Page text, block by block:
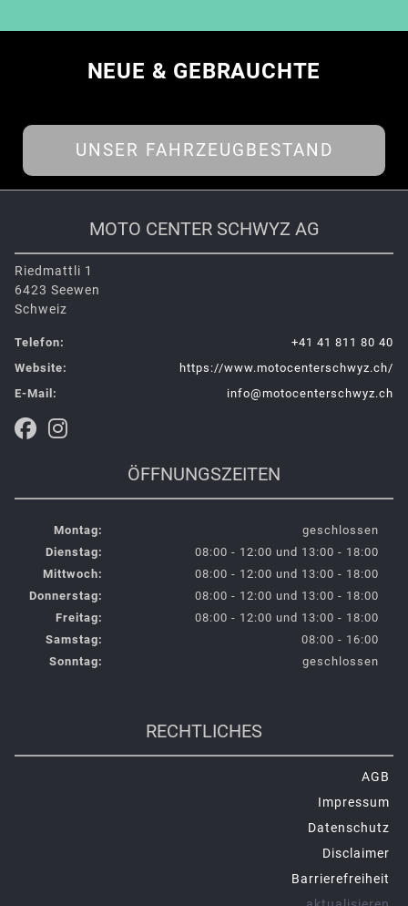
NEUE & GEBRAUCHTE
UNSER FAHRZEUGBESTAND
MOTO CENTER SCHWYZ AG
Riedmattli 1
6423 Seewen
Schweiz
Telefon:
+41 41 811 80 40
Website:
https://www.motocenterschwyz.ch/
E-Mail:
info@motocenterschwyz.ch
ÖFFNUNGSZEITEN
Montag:
geschlossen
Dienstag:
08:00 - 12:00 und 13:00 - 18:00
Mittwoch:
08:00 - 12:00 und 13:00 - 18:00
Donnerstag:
08:00 - 12:00 und 13:00 - 18:00
Freitag:
08:00 - 12:00 und 13:00 - 18:00
Samstag:
08:00 - 16:00
Sonntag:
geschlossen
RECHTLICHES
AGB
Impressum
Datenschutz
Disclaimer
Barrierefreiheit